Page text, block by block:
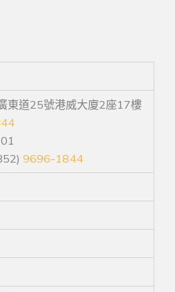
東道25號港威大廈2座17樓
9696-1844